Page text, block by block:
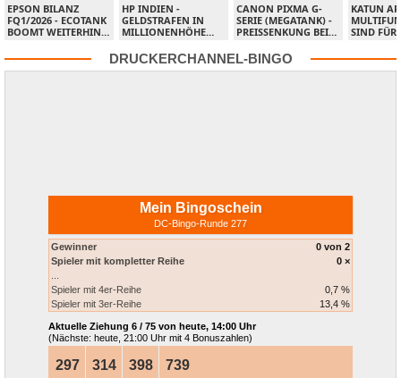
EPSON BILANZ
FQ1/2026 - ​ ECOTANK
BOOMT WEITERHIN,
HP INDIEN -
GELDSTRAFEN IN
MILLIONENHÖHE
PREISABSPRACHEN
BEI DRUCKER-
CANON PIXMA G-
SERIE (MEGATANK) -
PREISSENKUNG BEI
TINTENTANKDRUCKERN
KATUN
SIND FÜR
DRUCKERCHANNEL-BINGO
Mein Bingoschein
DC-Bingo-Runde 277
Gewinner
0 von 2
Spieler mit kompletter Reihe
0 ×
Spieler mit 4er-Reihe
0,7 %
Spieler mit 3er-Reihe
13,4 %
Aktuelle Ziehung 6 / 75 von heute, 14:00 Uhr
(Nächste: heute, 21:00 Uhr mit 4 Bonuszahlen)
297 314 398 739